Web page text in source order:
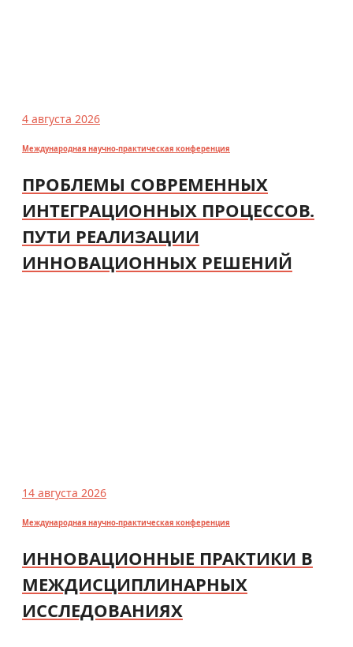
4 августа 2026
Международная научно-практическая конференция
ПРОБЛЕМЫ СОВРЕМЕННЫХ
ИНТЕГРАЦИОННЫХ ПРОЦЕССОВ.
ПУТИ РЕАЛИЗАЦИИ
ИННОВАЦИОННЫХ РЕШЕНИЙ
14 августа 2026
Международная научно-практическая конференция
ИННОВАЦИОННЫЕ ПРАКТИКИ В
МЕЖДИСЦИПЛИНАРНЫХ
ИССЛЕДОВАНИЯХ